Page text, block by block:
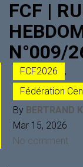
FCF |
N°009/
FCF2026
,
Fédération
By BERTRAND
Mar 15, 2026
No comment